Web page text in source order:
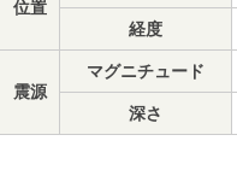
位置
経度
震源
マグニチュード
深さ